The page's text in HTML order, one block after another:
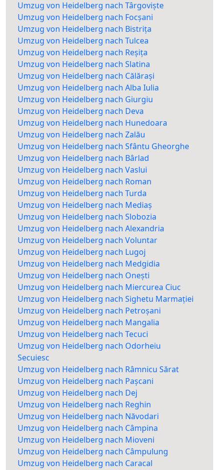
Umzug von Heidelberg nach Târgoviște
Umzug von Heidelberg nach Focșani
Umzug von Heidelberg nach Bistrița
Umzug von Heidelberg nach Tulcea
Umzug von Heidelberg nach Reșița
Umzug von Heidelberg nach Slatina
Umzug von Heidelberg nach Călărași
Umzug von Heidelberg nach Alba Iulia
Umzug von Heidelberg nach Giurgiu
Umzug von Heidelberg nach Deva
Umzug von Heidelberg nach Hunedoara
Umzug von Heidelberg nach Zalău
Umzug von Heidelberg nach Sfântu Gheorghe
Umzug von Heidelberg nach Bârlad
Umzug von Heidelberg nach Vaslui
Umzug von Heidelberg nach Roman
Umzug von Heidelberg nach Turda
Umzug von Heidelberg nach Mediaș
Umzug von Heidelberg nach Slobozia
Umzug von Heidelberg nach Alexandria
Umzug von Heidelberg nach Voluntar
Umzug von Heidelberg nach Lugoj
Umzug von Heidelberg nach Medgidia
Umzug von Heidelberg nach Onești
Umzug von Heidelberg nach Miercurea Ciuc
Umzug von Heidelberg nach Sighetu Marmației
Umzug von Heidelberg nach Petroșani
Umzug von Heidelberg nach Mangalia
Umzug von Heidelberg nach Tecuci
Umzug von Heidelberg nach Odorheiu
Secuiesc
Umzug von Heidelberg nach Râmnicu Sărat
Umzug von Heidelberg nach Pașcani
Umzug von Heidelberg nach Dej
Umzug von Heidelberg nach Reghin
Umzug von Heidelberg nach Năvodari
Umzug von Heidelberg nach Câmpina
Umzug von Heidelberg nach Mioveni
Umzug von Heidelberg nach Câmpulung
Umzug von Heidelberg nach Caracal